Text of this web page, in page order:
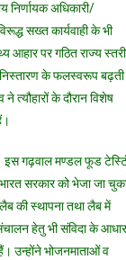
निर्णायक अधिकारी/
सख्त कार्यवाही के भी
आहार पर गठित राज्य
निस्तारण के फलस्वरूप बढ़ती
त्यौहारों के दौरान विशेष
इस गढ़वाल मण्डल फूड
सरकार को भेजा जा
की स्थापना तथा लैब में
हेतु भी संविदा के आधार
उन्होंने भोजनमाताओं व